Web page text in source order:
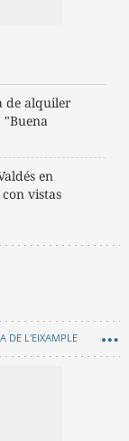
de alquiler
"Buena
en
vistas
DE L'EIXAMPLE